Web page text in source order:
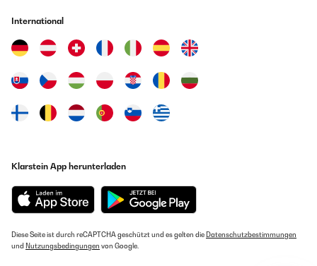
International
Klarstein App herunterladen
Diese Seite ist durch reCAPTCHA geschützt und es gelten die Datenschutzbestimmungen
und Nutzungsbedingungen von Google.